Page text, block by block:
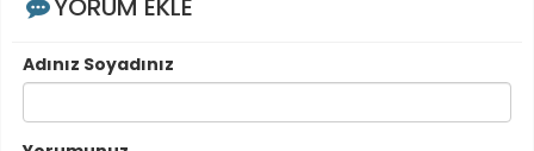
YORUM EKLE
Adınız Soyadınız